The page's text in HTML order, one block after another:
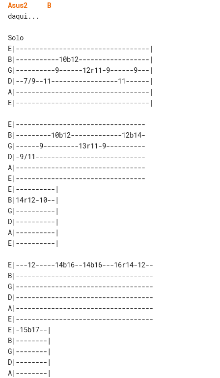
Asus2
B
daqui...
E|----------------------------------|
B|-----------10b12------------------|
G|----------9------12r11-9------9---|
D|--7/9--11-----------------11------|
A|----------------------------------|
E|---------------------------------
B|---------10b12-------------12b14-
G|------9---------13r11-9----------
D|-9/11----------------------------
A|---------------------------------
E|---------------------------------
E|----------|
B|14r12-10--|
G|----------|
D|----------|
A|----------|
E|---12-----14b16--14b16---16r14-12--
B|-----------------------------------
G|-----------------------------------
D|-----------------------------------
A|-----------------------------------
E|-----------------------------------
E|-15b17--|
B|--------|
G|--------|
D|--------|
A|--------|